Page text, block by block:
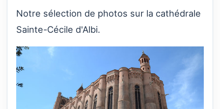
Notre sélection de photos sur la cathédrale
Sainte-Cécile d'Albi.